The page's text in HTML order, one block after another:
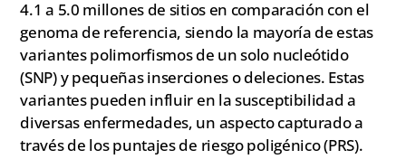
4.1 a 5.0 millones de sitios en comparación con el
genoma de referencia, siendo la mayoría de estas
variantes polimorfismos de un solo nucleótido
(SNP) y pequeñas inserciones o deleciones. Estas
variantes pueden influir en la susceptibilidad a
diversas enfermedades, un aspecto capturado a
través de los puntajes de riesgo poligénico (PRS).